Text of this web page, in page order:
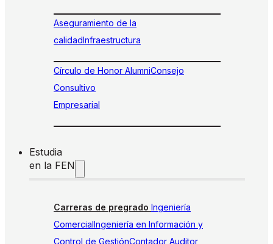
Aseguramiento de la
calidadInfraestructura
Círculo de Honor AlumniConsejo
Consultivo
Empresarial
Estudia
en la FEN
Carreras de pregrado Ingeniería
ComercialIngeniería en Información y
Control de GestiónContador Auditor